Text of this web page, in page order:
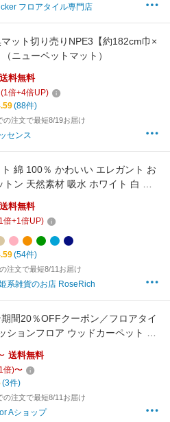
フロアタイル専門店
ット切り売りNPE3【約182cm巾×
ニューペットマット）
送料無料
(1倍+4倍UP)
(88件)
の注文で最短8/19お届け
センス
ト 綿 100％ かわいい エレガント お
トン 天然素材 吸水 ホワイト 白 洗
イレ マット 刺繍 ピンク パープル
ブルー 水色 薔薇 マーガレット オ
送料無料
1倍+1倍UP)
(54件)
注文で最短8/11お届け
系雑貨のお店 RoseRich
間20％OFFクーポン／フロアタイ
ションフロア ウッドカーペット 1
畳 12畳 フロアタイル フロアマッ
くだけ フロアシート 長方形 床材
脱衣所 玄関 貼るだけ 防水 PVC素
イプ 賃貸
送料無料
1倍)〜
(3件)
の注文で最短8/11お届け
Aショップ